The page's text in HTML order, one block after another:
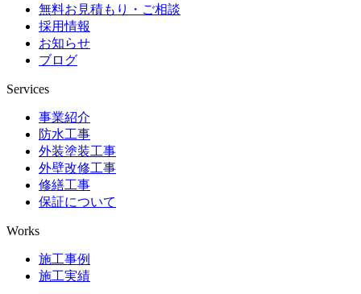
無料お見積もり・ご相談
採用情報
お知らせ
ブログ
Services
事業紹介
防水工事
外装塗装工事
外壁改修工事
修繕工事
保証について
Works
施工事例
施工実績